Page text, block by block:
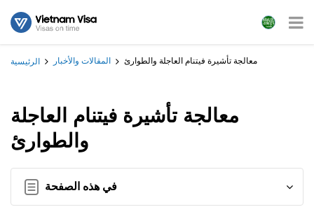
الرئيسية المقالات والأخبار معالجة تأشيرة فيتنام العاجلة والطوارئ
معالجة تأشيرة فيتنام العاجلة
والطوارئ
في هذه الصفحة